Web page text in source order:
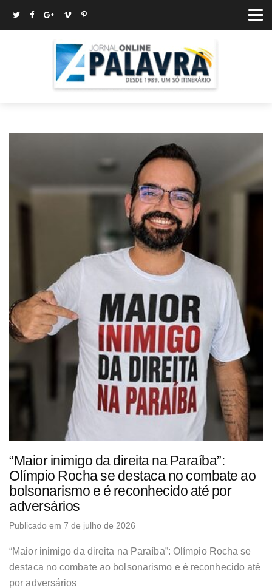
“Maior inimigo da direita na Paraíba”:
Olímpio Rocha se destaca no combate ao
bolsonarismo e é reconhecido até por
adversários
Publicado em 7 de julho de 2026
“Maior inimigo da direita na Paraíba”: Olímpio Rocha se
destaca no combate ao bolsonarismo e é reconhecido até
por adversários